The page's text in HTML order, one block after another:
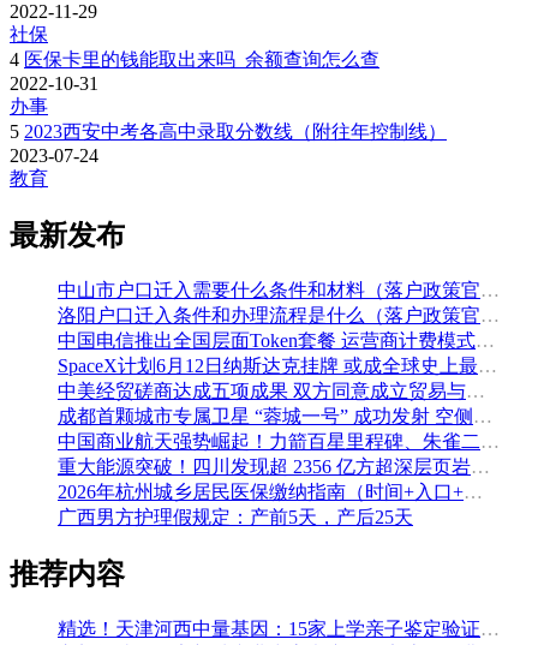
2022-11-29
社保
4 医保卡里的钱能取出来吗_余额查询怎么查
2022-10-31
办事
5 2023西安中考各高中录取分数线（附往年控制线）
2023-07-24
教育
最新发布
中山市户口迁入需要什么条件和材料（落户政策官方解读）
洛阳户口迁入条件和办理流程是什么（落户政策官方问答汇总）
中国电信推出全国层面Token套餐 运营商计费模式从”流量”迈向”算力”
SpaceX计划6月12日纳斯达克挂牌 或成全球史上最大规模IPO
中美经贸磋商达成五项成果 双方同意成立贸易与投资双理事会
成都首颗城市专属卫星 “蓉城一号” 成功发射 空侧直转模式同步落地 双重大突破助力国际门户枢纽建设
中国商业航天强势崛起！力箭百星里程碑、朱雀二号改进型发射成功
重大能源突破！四川发现超 2356 亿方超深层页岩气田，保障国家能源安全
2026年杭州城乡居民医保缴纳指南（时间+入口+金额）
广西男方护理假规定：产前5天，产后25天
推荐内容
精选！天津河西中量基因：15家上学亲子鉴定验证组织收集（附2026年鉴定办理攻略）